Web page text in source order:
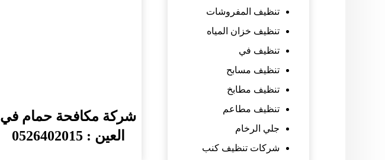
شركة مكافحة حمام في
العين : 0526402015
تنظيف المفروشات
تنظيف خزان المياه
تنظيف في
تنظيف مسابح
تنظيف مطابخ
تنظيف مطاعم
جلي الرخام
شركات تنظيف كنب